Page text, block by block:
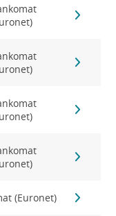
(Euronet)